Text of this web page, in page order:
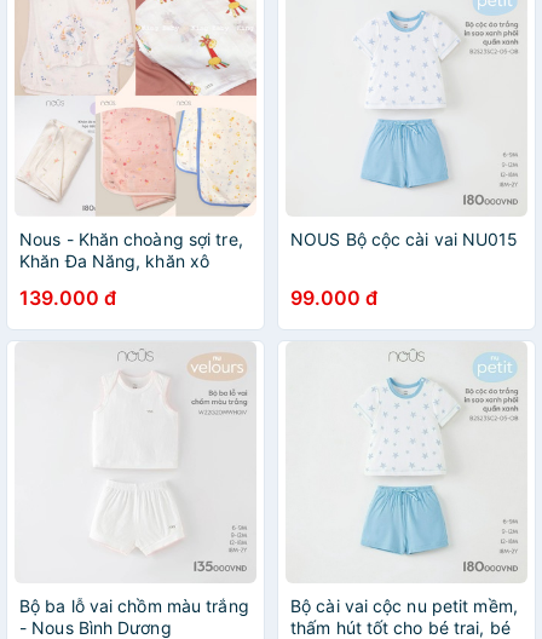
Nous - Khăn choàng sợi tre,
Khăn Đa Năng, khăn xô
139.000 đ
NOUS Bộ cộc cài vai NU015
99.000 đ
Bộ ba lỗ vai chồm màu trắng
- Nous Bình Dương
Bộ cài vai cộc nu petit mềm,
thấm hút tốt cho bé trai, bé